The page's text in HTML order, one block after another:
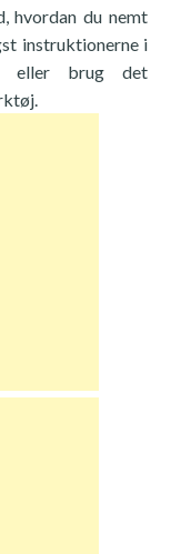
hvordan du nemt
instruktionerne i
eller brug det